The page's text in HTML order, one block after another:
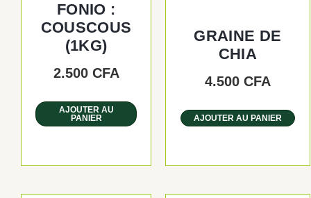
FONIO :
COUSCOUS
(1KG)
2.500 CFA
AJOUTER AU
PANIER
GRAINE DE
CHIA
4.500 CFA
AJOUTER AU PANIER